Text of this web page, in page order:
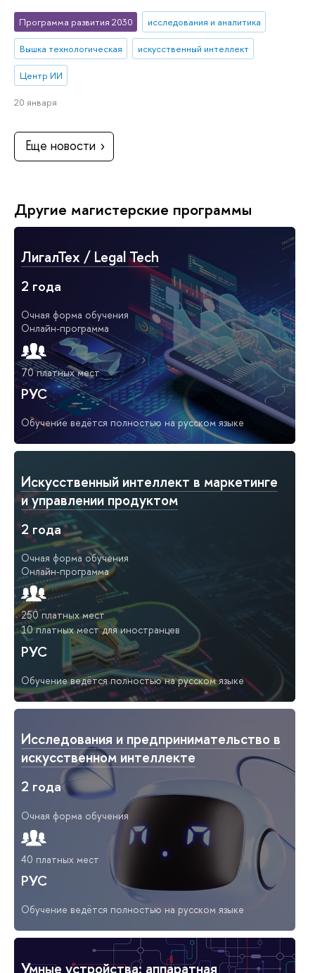
Программа развития 2030 исследования и аналитика
Вышка технологическая искусственный интеллект
Центр ИИ
20 января
Еще новости
Другие магистерские программы
ЛигалТех / Legal Tech
2 года
Очная форма обучения
Онлайн-программа
70 платных мест
РУС
Обучение ведётся полностью на русском языке
Искусственный интеллект в маркетинге
и управлении продуктом
2 года
Очная форма обучения
Онлайн-программа
250 платных мест
10 платных мест для иностранцев
РУС
Обучение ведётся полностью на русском языке
Исследования и предпринимательство в
искусственном интеллекте
2 года
Очная форма обучения
40 платных мест
РУС
Обучение ведётся полностью на русском языке
Умные устройства: аппаратная